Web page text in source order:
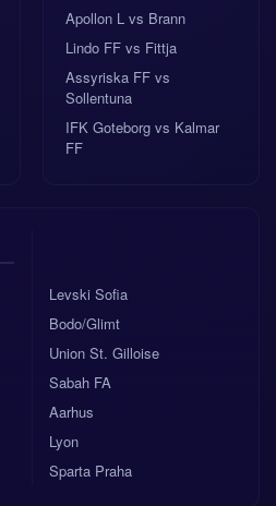
Apollon L vs Brann
Lindo FF vs Fittja
Assyriska FF vs
Sollentuna
IFK Goteborg vs Kalmar
FF
Levski Sofia
Bodo/Glimt
Union St. Gilloise
Sabah FA
Aarhus
Lyon
Sparta Praha